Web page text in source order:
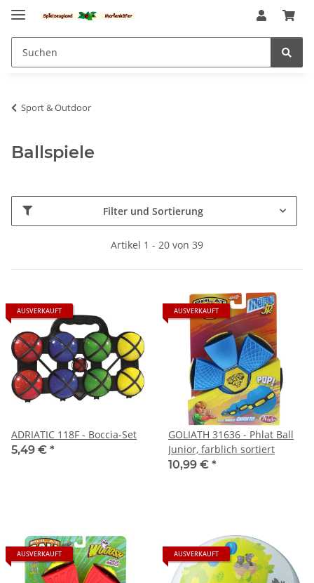
Sport & Outdoor
Ballspiele
Filter und Sortierung
Artikel 1 - 20 von 39
AUSVERKAUFT
ADRIATIC 118F - Boccia-Set
5,49 € *
AUSVERKAUFT
GOLIATH 31636 - Phlat Ball
Junior, farblich sortiert
10,99 € *
AUSVERKAUFT AUSVERKAUFT